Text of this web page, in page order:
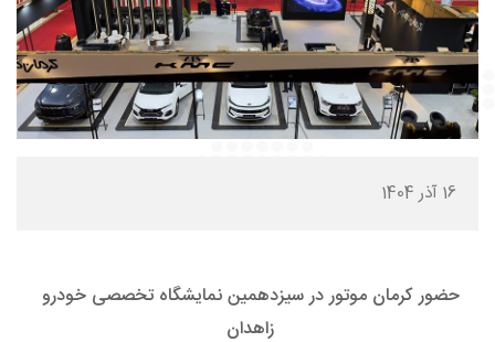
16 آذر 1404
حضور کرمان موتور در سیزدهمین نمایشگاه تخصصی خودرو
زاهدان